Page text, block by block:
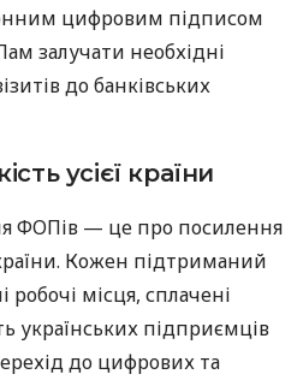
цифровим підписом
залучати необхідні
до банківських
усієї країни
ФОПів — це про посилення
Кожен підтриманий
місця, сплачені
українських підприємців
до цифрових та